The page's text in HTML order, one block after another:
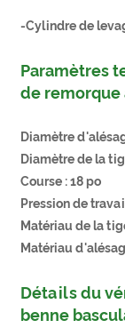
-Cylindre de
Paramètres
de remorque
Diamètre
Diamètre de la
Course : 18 po
Pression de
Matériau de la
Matériau
Détails du
benne